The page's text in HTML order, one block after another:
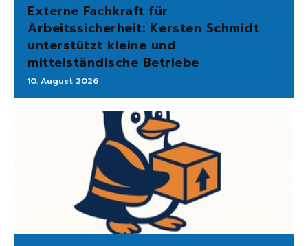
Externe Fachkraft für
Arbeitssicherheit: Kersten Schmidt
unterstützt kleine und
mittelständische Betriebe
10. August 2026